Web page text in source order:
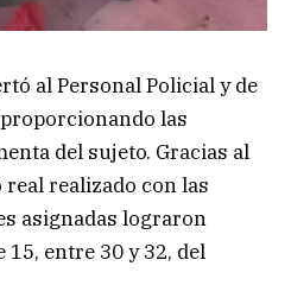
al Personal Policial y de
las
del sujeto. Gracias al
realizado con las
asignadas lograron
entre 30 y 32, del